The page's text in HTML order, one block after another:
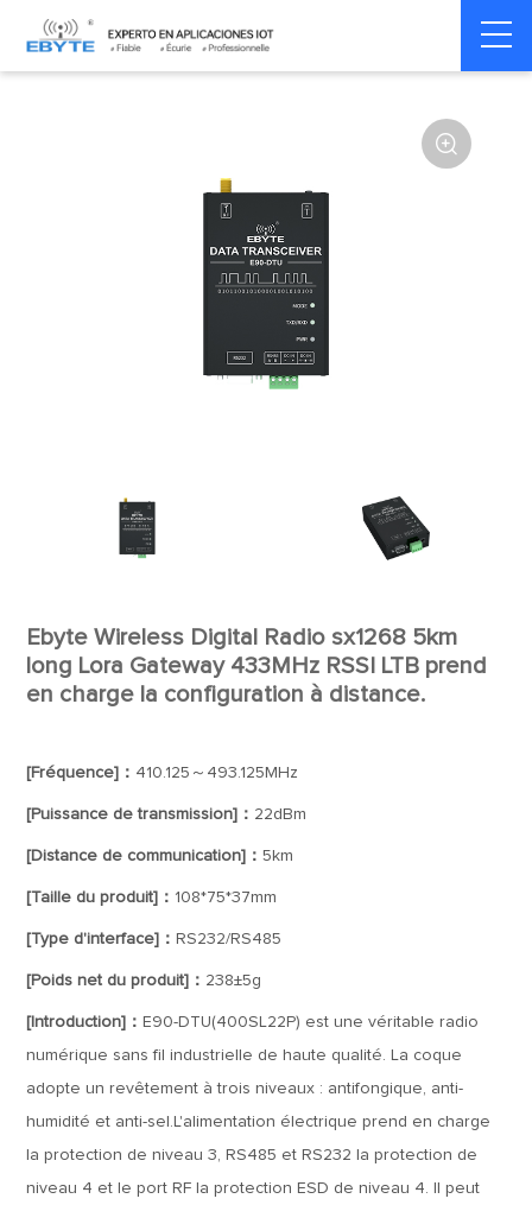
Home > Modem > Wireless modem LoRa wirelss modem

Ebyte Wireless Digital Radio sx1268 5km
long Lora Gateway 433MHz RSSI LTB prend
en charge la configuration à distance.
[Fréquence]： 410.125～493.125MHz
[Puissance de transmission]： 22dBm
[Distance de communication]：5km
[Taille du produit]： 108*75*37mm
[Type d'interface]： RS232/RS485
[Poids net du produit]： 238±5g
[Introduction]： E90-DTU(400SL22P) est une véritable radio
numérique sans fil industrielle de haute qualité. La coque
adopte un revêtement à trois niveaux : antifongique, anti-
humidité et anti-sel.L'alimentation électrique prend en charge
la protection de niveau 3, RS485 et RS232 la protection de
niveau 4 et le port RF la protection ESD de niveau 4. Il peut